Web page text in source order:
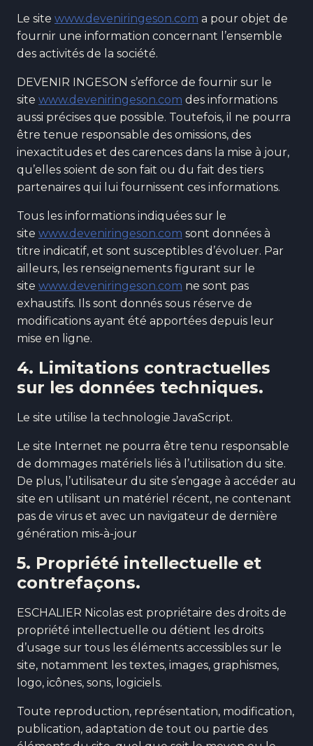
Le site www.deveniringeson.com a pour objet de
fournir une information concernant l’ensemble
des activités de la société.
DEVENIR INGESON s’efforce de fournir sur le
site www.deveniringeson.com des informations
aussi précises que possible. Toutefois, il ne pourra
être tenue responsable des omissions, des
inexactitudes et des carences dans la mise à jour,
qu’elles soient de son fait ou du fait des tiers
partenaires qui lui fournissent ces informations.
Tous les informations indiquées sur le
site www.deveniringeson.com sont données à
titre indicatif, et sont susceptibles d’évoluer. Par
ailleurs, les renseignements figurant sur le
site www.deveniringeson.com ne sont pas
exhaustifs. Ils sont donnés sous réserve de
modifications ayant été apportées depuis leur
mise en ligne.
4. Limitations contractuelles
sur les données techniques.
Le site utilise la technologie JavaScript.
Le site Internet ne pourra être tenu responsable
de dommages matériels liés à l’utilisation du site.
De plus, l’utilisateur du site s’engage à accéder au
site en utilisant un matériel récent, ne contenant
pas de virus et avec un navigateur de dernière
génération mis-à-jour
5. Propriété intellectuelle et
contrefaçons.
ESCHALIER Nicolas est propriétaire des droits de
propriété intellectuelle ou détient les droits
d’usage sur tous les éléments accessibles sur le
site, notamment les textes, images, graphismes,
logo, icônes, sons, logiciels.
Toute reproduction, représentation, modification,
publication, adaptation de tout ou partie des